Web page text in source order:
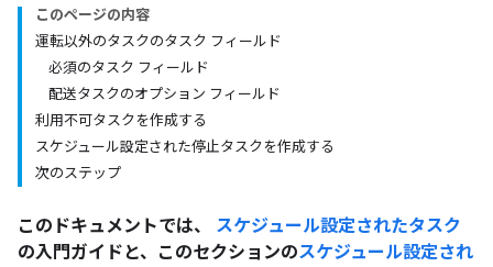
このページの内容
運転以外のタスクのタスク フィールド
必須のタスク フィールド
配送タスクのオプション フィールド
利用不可タスクを作成する
スケジュール設定された停止タスクを作成する
次のステップ
このドキュメントでは、 スケジュール設定されたタスク
の入門ガイドと、このセクションのスケジュール設定され